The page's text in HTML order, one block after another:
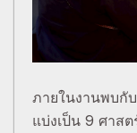
ภายในงานพบกั
แบ่งเป็น 9 ศาส